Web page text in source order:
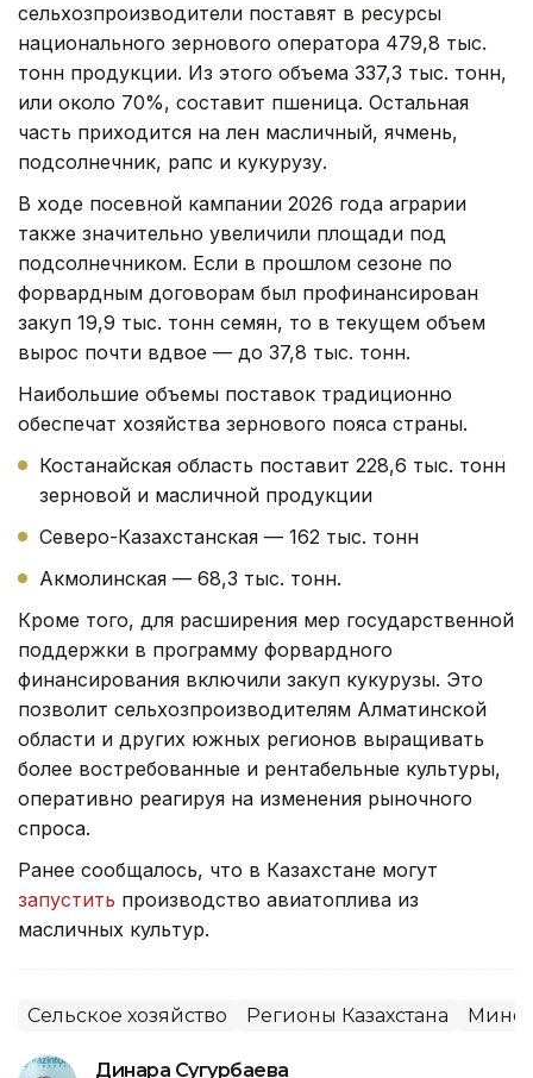
сельхозпроизводители поставят в ресурсы
национального зернового оператора 479,8 тыс.
тонн продукции. Из этого объема 337,3 тыс. тонн,
или около 70%, составит пшеница. Остальная
часть приходится на лен масличный, ячмень,
подсолнечник, рапс и кукурузу.
В ходе посевной кампании 2026 года аграрии
также значительно увеличили площади под
подсолнечником. Если в прошлом сезоне по
форвардным договорам был профинансирован
закуп 19,9 тыс. тонн семян, то в текущем объем
вырос почти вдвое — до 37,8 тыс. тонн.
Наибольшие объемы поставок традиционно
обеспечат хозяйства зернового пояса страны.
Костанайская область поставит 228,6 тыс. тонн
зерновой и масличной продукции
Северо-Казахстанская — 162 тыс. тонн
Акмолинская — 68,3 тыс. тонн.
Кроме того, для расширения мер государственной
поддержки в программу форвардного
финансирования включили закуп кукурузы. Это
позволит сельхозпроизводителям Алматинской
области и других южных регионов выращивать
более востребованные и рентабельные культуры,
оперативно реагируя на изменения рыночного
спроса.
Ранее сообщалось, что в Казахстане могут
запустить производство авиатоплива из
масличных культур.
Сельское хозяйство Регионы Казахстана
Динара Сугурбаева